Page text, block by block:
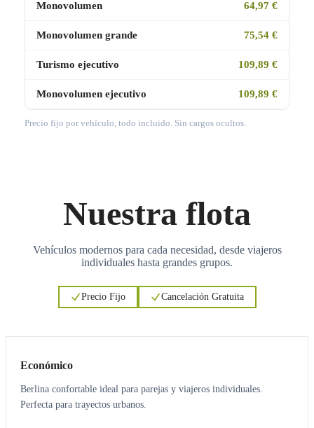
Monovolumen 64,97 €
Monovolumen grande 75,54 €
Turismo ejecutivo 109,89 €
Monovolumen ejecutivo 109,89 €
Precio fijo por vehículo, todo incluido. Sin cargos ocultos.
Nuestra flota
Vehículos modernos para cada necesidad, desde viajeros
individuales hasta grandes grupos.
Precio Fijo Cancelación Gratuita
Económico
Berlina confortable ideal para parejas y viajeros individuales.
Perfecta para trayectos urbanos.